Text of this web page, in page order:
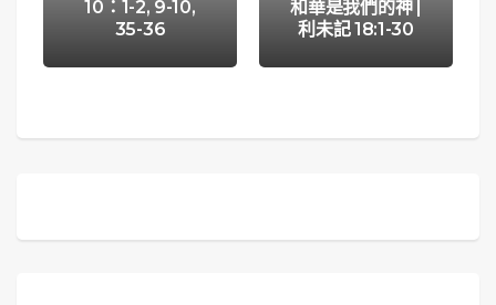
10：1-2, 9-10,
35-36
和華是我們的神 |
利未記 18:1-30